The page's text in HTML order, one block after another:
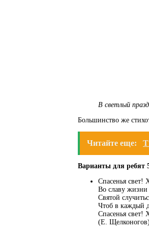
В светлый
Большинство же
Читайте еще:
Варианты для ребят
Спасенья свет!
Во славу жизни
Святой
Чтоб в каждый
Спасенья свет!
(Е.